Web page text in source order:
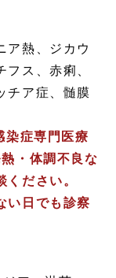
ア熱、ジカウ
ス、赤痢、
チア症、髄膜
染症専門医療
・体調不良な
ださい。
い日でも診察